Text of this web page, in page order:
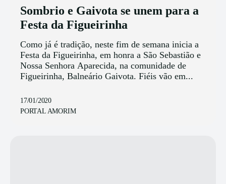
Sombrio e Gaivota se unem para a
Festa da Figueirinha
Como já é tradição, neste fim de semana inicia a
Festa da Figueirinha, em honra a São Sebastião e
Nossa Senhora Aparecida, na comunidade de
Figueirinha, Balneário Gaivota. Fiéis vão em...
17/01/2020
PORTAL AMORIM